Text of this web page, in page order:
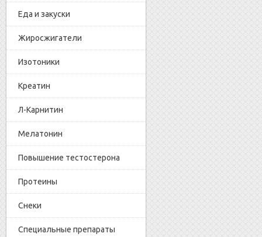
Еда и закуски
Жиросжигатели
Изотоники
Креатин
Л-Карнитин
Мелатонин
Повышение тестостерона
Протеины
Снеки
Специальные препараты